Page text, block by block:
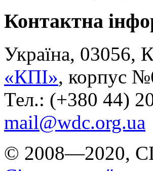
Контактна
Україна, 03056,
«КПІ», корпус
Тел.: (+380 44)
mail@wdc.org.ua
© 2008—2020,